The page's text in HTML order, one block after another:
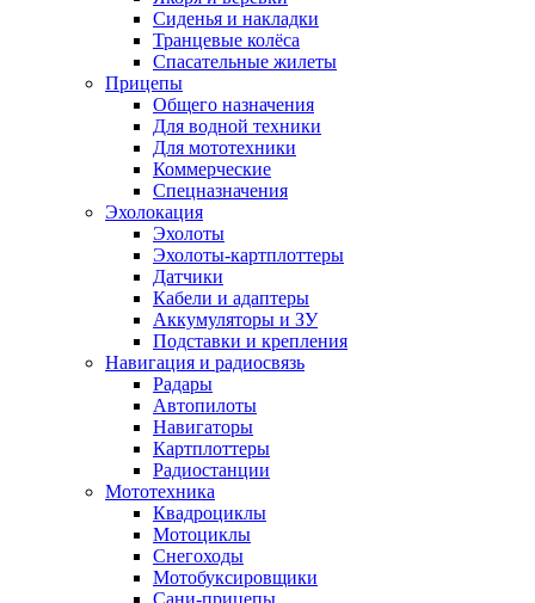
Сиденья и накладки
Транцевые колёса
Спасательные жилеты
Прицепы
Общего назначения
Для водной техники
Для мототехники
Коммерческие
Спецназначения
Эхолокация
Эхолоты
Эхолоты-картплоттеры
Датчики
Кабели и адаптеры
Аккумуляторы и ЗУ
Подставки и крепления
Навигация и радиосвязь
Радары
Автопилоты
Навигаторы
Картплоттеры
Радиостанции
Мототехника
Квадроциклы
Мотоциклы
Снегоходы
Мотобуксировщики
Сани-прицепы